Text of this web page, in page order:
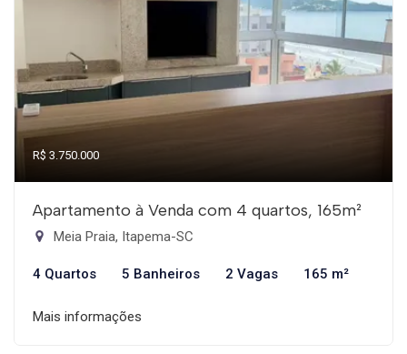
R$ 3.750.000
Apartamento à Venda com 4 quartos, 165m²
Meia Praia, Itapema-SC
4 Quartos 5 Banheiros 2 Vagas 165 m²
Mais informações